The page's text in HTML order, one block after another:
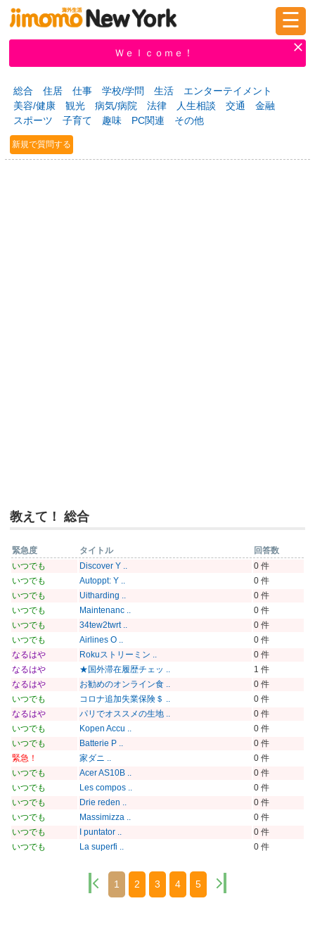
新規登録
掲示板 タウン情報 教えて！
☰
Ｗｅｌｃｏｍｅ！
総合 住居 仕事 学校/学問 生活
エンターテイメント
美容/健康
観光 病気/病院 法律 人生相談 交通
金融
スポーツ
子育て 趣味 PC関連 その他
新規で質問する
教えて！ 総合
緊急度 タイトル
回答数
いつでも
Discover Y ..
0 件
いつでも
Autoppt: Y ..
0 件
いつでも
Uitharding ..
0 件
いつでも
Maintenanc ..
0 件
いつでも
34tew2twrt ..
0 件
いつでも
Airlines O ..
0 件
なるはや
Rokuストリーミン ..
0 件
なるはや
★国外滞在履歴チェッ ..
1 件
なるはや
お勧めのオンライン食 ..
0 件
いつでも
コロナ追加失業保険＄ ..
0 件
なるはや
パリでオススメの生地 ..
0 件
いつでも
Kopen Accu ..
0 件
いつでも
Batterie P ..
0 件
緊急！
家ダニ ..
0 件
いつでも
Acer AS10B ..
0 件
いつでも
Les compos ..
0 件
いつでも
Drie reden ..
0 件
いつでも
Massimizza ..
0 件
いつでも
I puntator ..
0 件
いつでも
La superfi .. 0 件
1 2 3 4 5